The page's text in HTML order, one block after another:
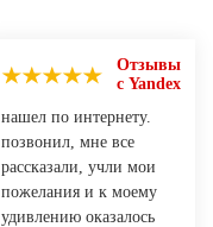
Отзывы
с Yandex
нашел по интернету.
позвонил, мне все
рассказали, учли мои
пожелания и к моему
удивлению оказалось